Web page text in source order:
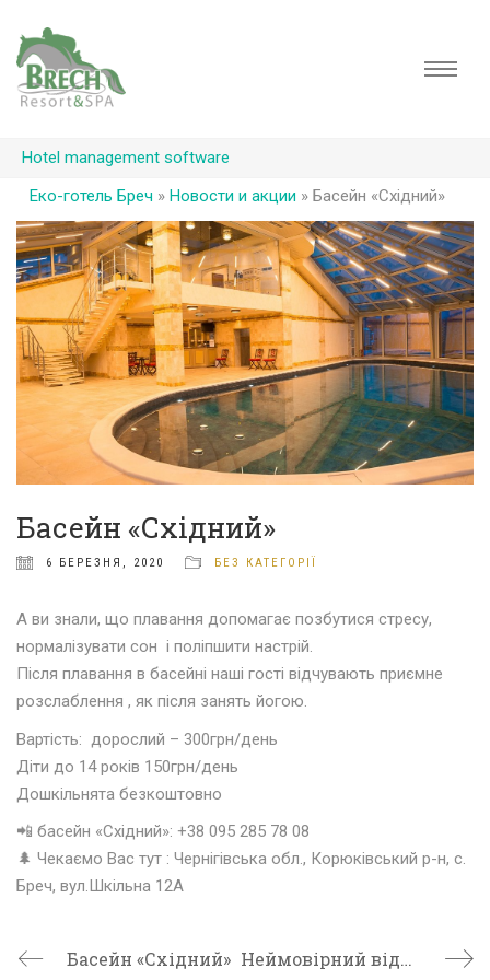
Hotel management software
Еко-готель Бреч » Новости и акции » Басейн «Східний»
Басейн «Східний»
6 БЕРЕЗНЯ, 2020 БЕЗ КАТЕГОРІЇ
А ви знали, що плавання допомагає позбутися стресу,
нормалізувати сон і поліпшити настрій.
Після плавання в басейні наші гості відчувають приємне
розслаблення , як після занять йогою.
Вартість: дорослий – 300грн/день
Діти до 14 років 150грн/день
Дошкільнята безкоштовно
📲 басейн «Східний»: +38 095 285 78 08
🌲 Чекаємо Вас тут : Чернігівська обл., Корюківський р-н, с.
Бреч, вул.Шкільна 12А
Басейн «Східний» Неймовірний відпочинок